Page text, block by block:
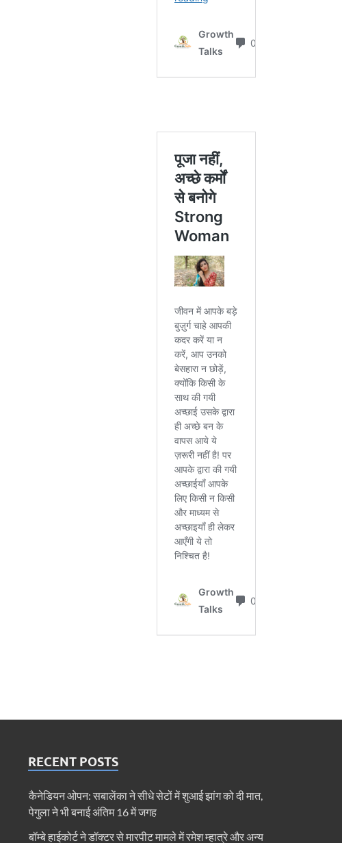
RECENT POSTS
कैनेडियन ओपन: सबालेंका ने सीधे सेटों में शुआई झांग को दी मात,
पेगुला ने भी बनाई अंतिम 16 में जगह
बॉम्बे हाईकोर्ट ने डॉक्टर से मारपीट मामले में रमेश म्हात्रे और अन्य